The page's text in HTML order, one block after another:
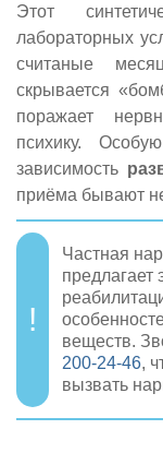
Этот
лабораторных
считаные
скрывается
поражает
психику.
зависимость
приёма бывают
Частная
веществ.
200-24-46,
вызвать